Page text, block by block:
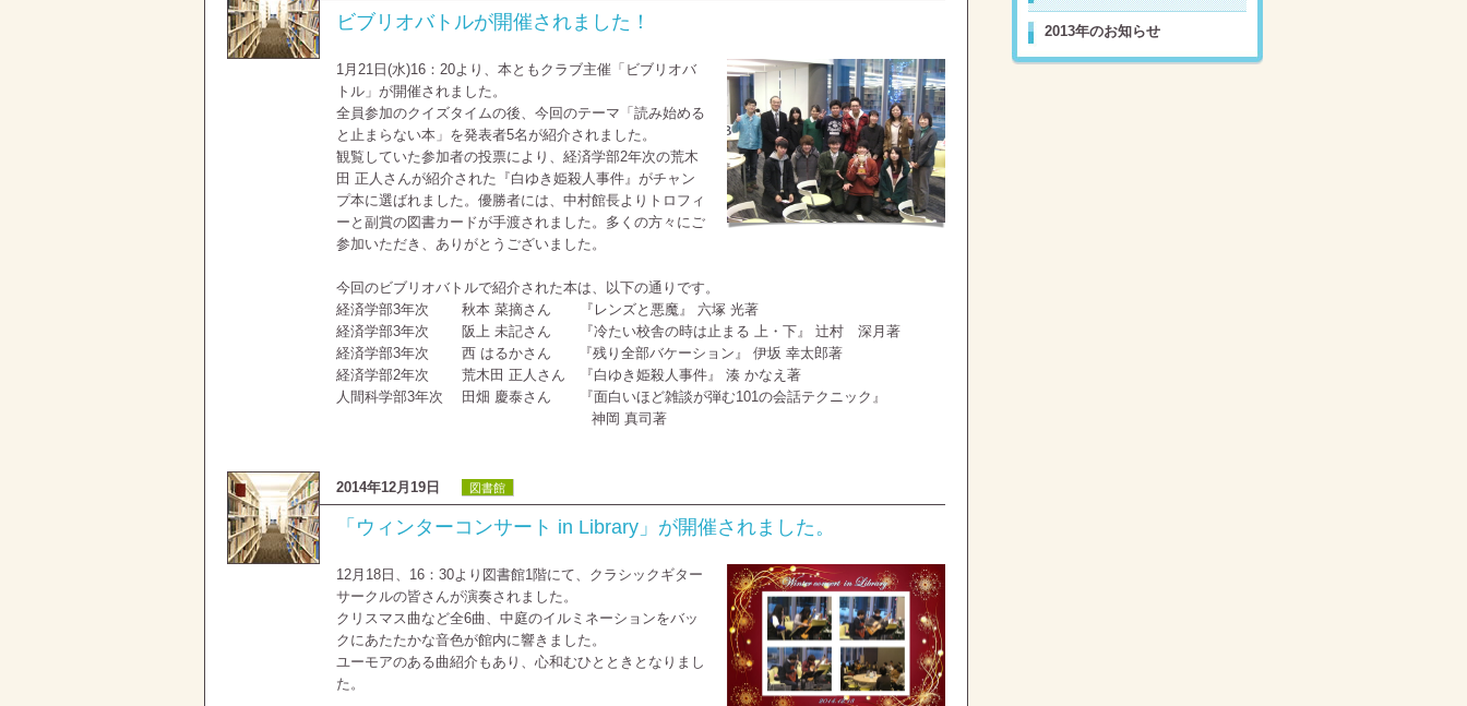
ビブリオバトルが開催されました！
1月21日(水)16：20より、本ともクラブ主催「ビブリオバ
トル」が開催されました。
全員参加のクイズタイムの後、今回のテーマ「読み始める
と止まらない本」を発表者5名が紹介されました。
観覧していた参加者の投票により、経済学部2年次の荒木
田 正人さんが紹介された『白ゆき姫殺人事件』がチャン
プ本に選ばれました。優勝者には、中村館長よりトロフィ
ーと副賞の図書カードが手渡されました。多くの方々にご
参加いただき、ありがとうございました。
今回のビブリオバトルで紹介された本は、以下の通りです。
経済学部3年次 秋本 菜摘さん 『レンズと悪魔』 六塚 光著
経済学部3年次 阪上 未記さん 『冷たい校舎の時は止まる 上・下』 辻村 深月著
経済学部3年次 西 はるかさん 『残り全部バケーション』 伊坂 幸太郎著
経済学部2年次 荒木田 正人さん 『白ゆき姫殺人事件』 湊 かなえ著
人間科学部3年次 田畑 慶泰さん 『面白いほど雑談が弾む101の会話テクニック』
神岡 真司著
2014年12月19日 図書館
「ウィンターコンサート in Library」が開催されました。
12月18日、16：30より図書館1階にて、クラシックギター
サークルの皆さんが演奏されました。
クリスマス曲など全6曲、中庭のイルミネーションをバッ
クにあたたかな音色が館内に響きました。
ユーモアのある曲紹介もあり、心和むひとときとなりまし
た。
2013年のお知らせ